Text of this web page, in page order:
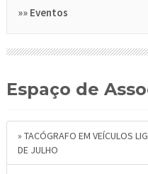
»» Eventos
Espaço de
» TACÓGRAFO EM VEÍCULOS
DE JULHO